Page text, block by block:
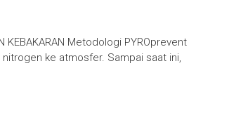
KEBAKARAN Metodologi PYROprevent
ke atmosfer. Sampai saat ini,